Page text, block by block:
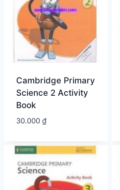
Cambridge Primary
Science 2 Activity
Book
30.000 ₫